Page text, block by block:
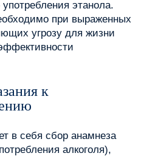
этанола.
при выраженных
угрозу для жизни
к
в себя сбор анамнеза
алкоголя),